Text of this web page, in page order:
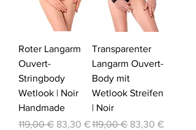
Roter Langarm
Ouvert-
Stringbody
Wetlook | Noir
Handmade
Standardpreis
119,00 € Sale-Preis
83,30 €
Transparenter
Langarm Ouvert-
Body mit
Wetlook Streifen
| Noir
Standardpreis
119,00 € Sale-Preis
83,30 €